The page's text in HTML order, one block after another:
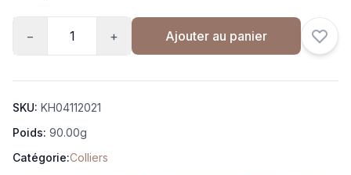
− + Ajouter au panier
SKU: KH04112021
Poids: 90.00g
Catégorie:Colliers